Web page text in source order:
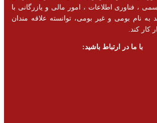
، فناوری اطلاعات ، امور مالی و یازرگانی با
به نام بومی و غیر بومی، توانسته علاقه مندان
کار کند.
با ما در ارتباط باشید: